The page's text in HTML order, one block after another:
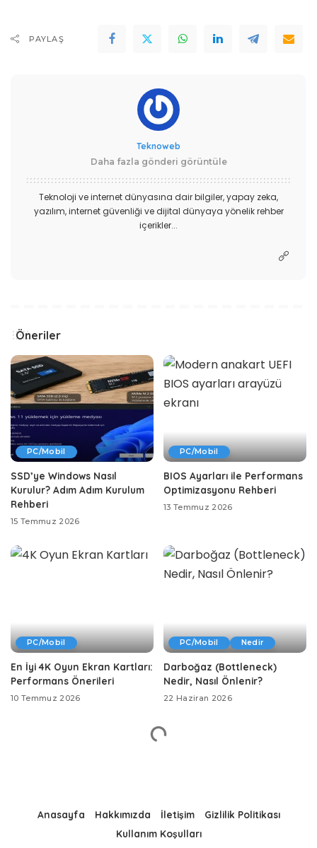
PAYLAŞ
Teknoweb
Daha fazla gönderi görüntüle
Teknoloji ve internet dünyasına dair bilgiler, yapay zeka,
yazılım, internet güvenliği ve dijital dünyaya yönelik rehber
içerikler...
Öneriler
PC/Mobil
SSD’ye Windows Nasıl
Kurulur? Adım Adım Kurulum
Rehberi
15 Temmuz 2026
PC/Mobil
BIOS Ayarları ile Performans
Optimizasyonu Rehberi
13 Temmuz 2026
PC/Mobil
En İyi 4K Oyun Ekran Kartları:
Performans Önerileri
10 Temmuz 2026
PC/Mobil Nedir
Darboğaz (Bottleneck)
Nedir, Nasıl Önlenir?
22 Haziran 2026
Anasayfa Hakkımızda İletişim
Gizlilik Politikası
Kullanım Koşulları